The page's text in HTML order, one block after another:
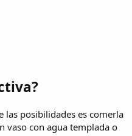
las posibilidades es comerla
vaso con agua templada o